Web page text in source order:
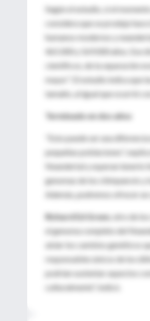
Según el estudio, si el
considera que se produjo
humanos modernos y
465.000 y 569.000 años. Ese
científicos, de la separación
mayor". El estudio indica que
tamaño, al igual que ocurrió
Terminado en dos años
"Esto puede ser una
pequeñas poblaciones",
Neandertal y esperan tenerlo
genomas de los chimpancés y
Además, podremos ofrecer
Richard Ed Green, otro de
el genoma completo del
aislar los cambios genéticos
responsables únicos de los
podrían sustentar aspectos
culturalmente", indicó.